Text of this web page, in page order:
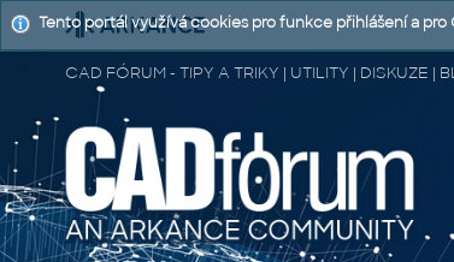
CAD FÓRUM - TIPY A TRIKY | UTILITY | DISKUZE |
Tento portál využívá cookies pro funkce přihlášení a